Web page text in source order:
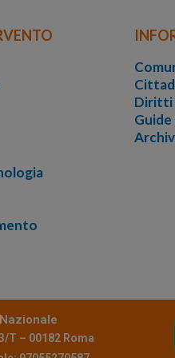
Diritti
T – 00182 Roma